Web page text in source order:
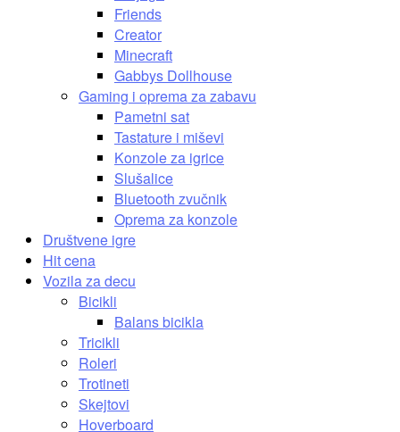
Friends
Creator
Minecraft
Gabbys Dollhouse
Gaming i oprema za zabavu
Pametni sat
Tastature i miševi
Konzole za igrice
Slušalice
Bluetooth zvučnik
Oprema za konzole
Društvene igre
Hit cena
Vozila za decu
Bicikli
Balans bicikla
Tricikli
Roleri
Trotineti
Skejtovi
Hoverboard